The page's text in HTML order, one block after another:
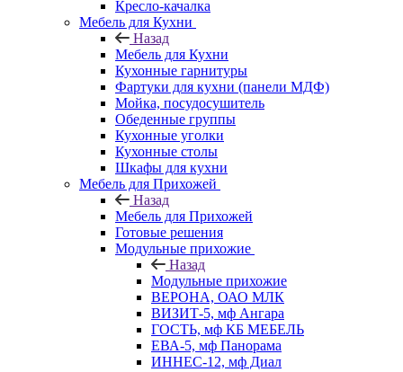
Кресло-качалка
Мебель для Кухни
Назад
Мебель для Кухни
Кухонные гарнитуры
Фартуки для кухни (панели МДФ)
Мойка, посудосушитель
Обеденные группы
Кухонные уголки
Кухонные столы
Шкафы для кухни
Мебель для Прихожей
Назад
Мебель для Прихожей
Готовые решения
Модульные прихожие
Назад
Модульные прихожие
ВЕРОНА, ОАО МЛК
ВИЗИТ-5, мф Ангара
ГОСТЬ, мф КБ МЕБЕЛЬ
ЕВА-5, мф Панорама
ИННЕС-12, мф Диал